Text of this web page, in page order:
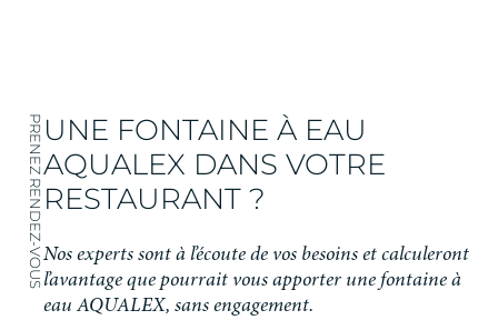
PRENEZ RENDEZ-VOUSUNE FONTAINE À EAU
AQUALEX DANS VOTRE
RESTAURANT ?
Nos experts sont à l’écoute de vos besoins et calculeront
l’avantage que pourrait vous apporter une fontaine à
eau AQUALEX, sans engagement.